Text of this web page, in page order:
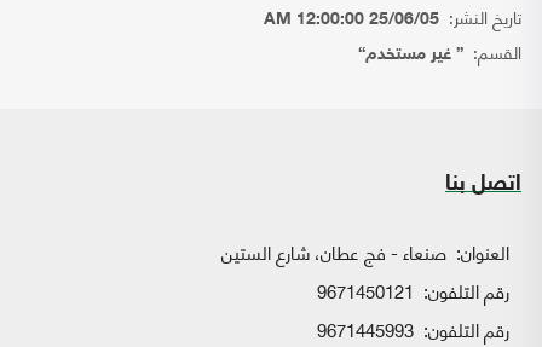
تاريخ النشر: 25/06/05 12:00:00 AM
القسم: { غير مستخدم}
اتصل بنا
العنوان: صنعاء - فج عطان، شارع الستين
رقم التلفون: 9671450121
رقم التلفون: 9671445993